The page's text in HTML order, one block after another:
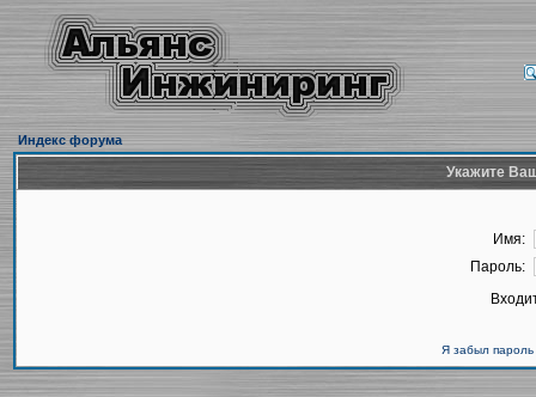
Индекс форума
Укажите
Имя:
Пароль:
Я забыл пароль